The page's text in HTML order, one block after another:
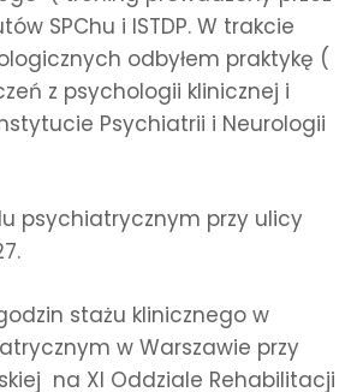
SPChu i ISTDP. W trakcie
odbyłem praktykę (
z psychologii klinicznej i
Psychiatrii i Neurologii
psychiatrycznym przy ulicy
stażu klinicznego w
w Warszawie przy
na XI Oddziale Rehabilitacji